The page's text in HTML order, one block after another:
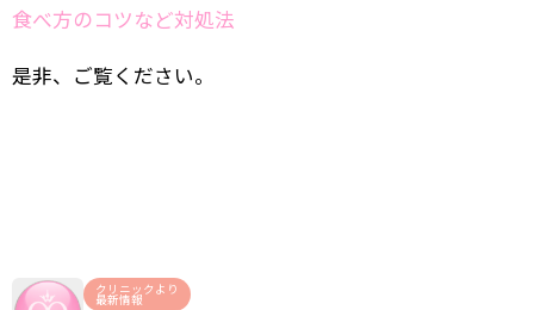
食べ方のコツなど対処法
是非、ご覧ください。
クリニックより
最新情報